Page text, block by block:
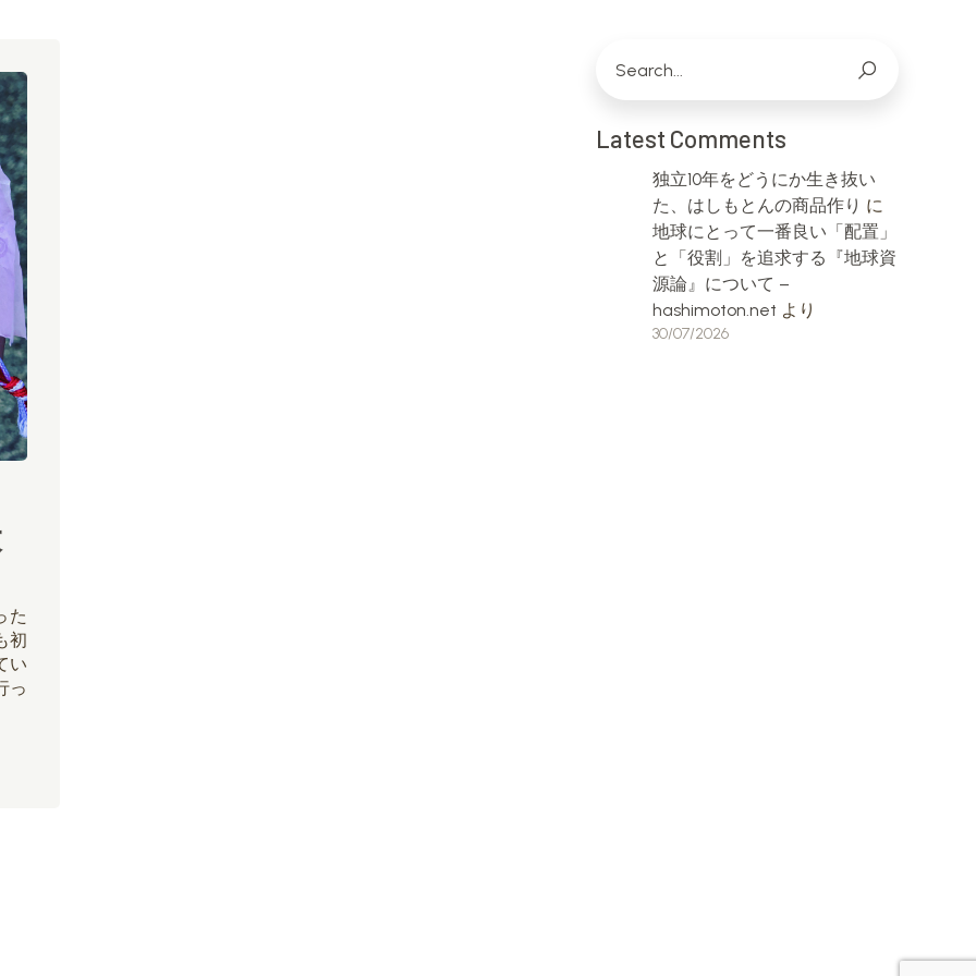
た
初
い
っ
Latest Comments
独立10年をどうにか生き抜い
た、はしもとんの商品作り に
地球にとって一番良い「配置」
と「役割」を追求する『地球資
源論』について –
hashimoton.net より
30/07/2026